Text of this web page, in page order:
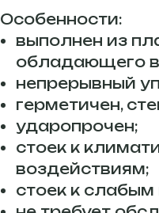
Особенности:
выполнен из
обладающего
непрерывный
герметичен,
ударопрочен;
стоек к
воздействиям;
стоек к